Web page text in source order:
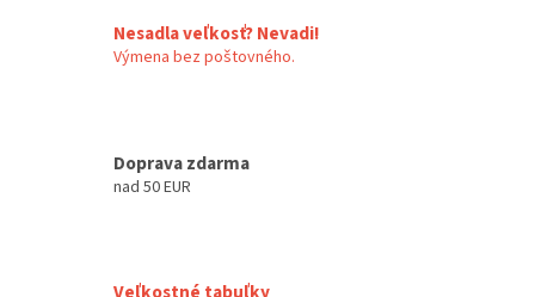
Nesadla veľkosť? Nevadi!
Výmena bez poštovného.
Doprava zdarma
nad 50 EUR